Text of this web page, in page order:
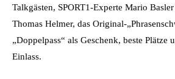
Talkgästen, SPORT1-Experte Mario
Thomas Helmer, das Original-
„Doppelpass“ als Geschenk, beste Plätze
Einlass.